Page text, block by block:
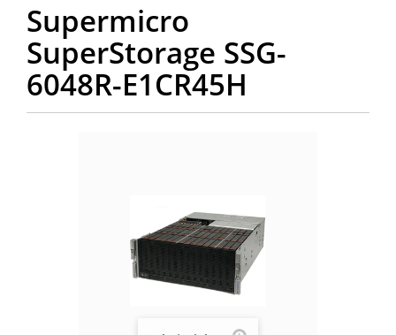
Supermicro
SuperStorage SSG-
6048R-E1CR45H